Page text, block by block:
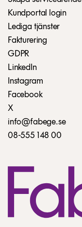
Kundportal login
Lediga tjänster
Fakturering
GDPR
LinkedIn
Instagram
Facebook
X
info@fabege.se
08-555 148 00